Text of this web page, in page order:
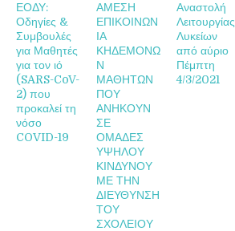
ΕΟΔΥ:
Οδηγίες &
Συμβουλές
για Μαθητές
για τον ιό
(SARS-CoV-
2) που
προκαλεί τη
νόσο
COVID-19
ΑΜΕΣΗ
ΕΠΙΚΟΙΝΩΝ
ΙΑ
ΚΗΔΕΜΟΝΩ
Ν
ΜΑΘΗΤΩΝ
ΠΟΥ
ΑΝΗΚΟΥΝ
ΣΕ
ΟΜΑΔΕΣ
ΥΨΗΛΟΥ
ΚΙΝΔΥΝΟΥ
ΜΕ ΤΗΝ
ΔΙΕΥΘΥΝΣΗ
ΤΟΥ
ΣΧΟΛΕΙΟΥ
Αναστολή
Λειτουργίας
Λυκείων
από αύριο
Πέμπτη
4/3/2021